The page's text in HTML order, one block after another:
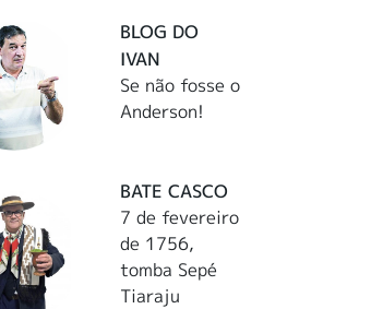
BLOG DO
IVAN
Se não fosse o
Anderson!
BATE CASCO
7 de fevereiro
de 1756,
tomba Sepé
Tiaraju